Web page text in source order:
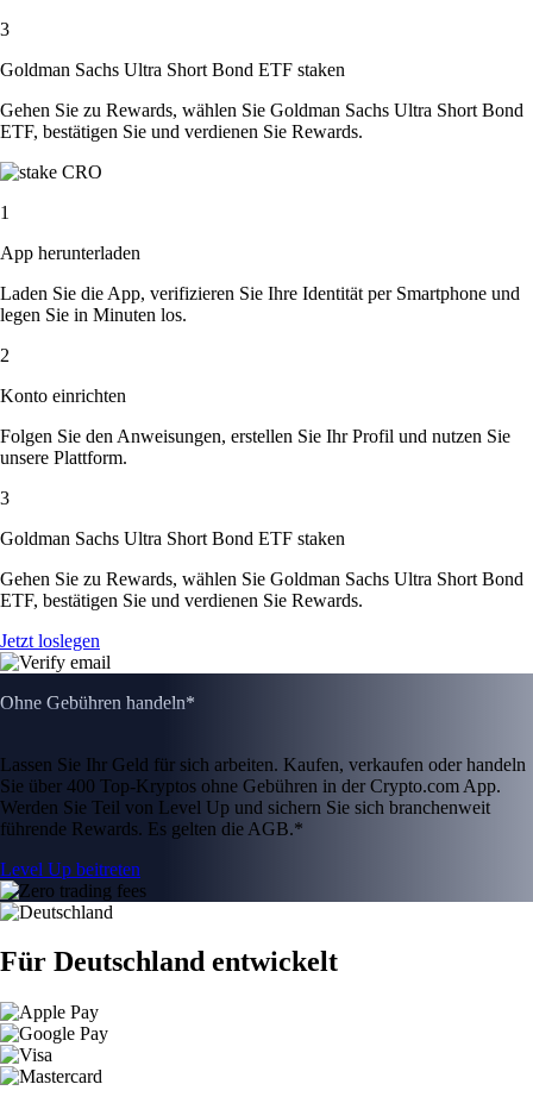
3
Goldman Sachs Ultra Short Bond ETF staken
Gehen Sie zu Rewards, wählen Sie Goldman Sachs Ultra Short Bond
ETF, bestätigen Sie und verdienen Sie Rewards.
1
App herunterladen
Laden Sie die App, verifizieren Sie Ihre Identität per Smartphone und
legen Sie in Minuten los.
2
Konto einrichten
Folgen Sie den Anweisungen, erstellen Sie Ihr Profil und nutzen Sie
unsere Plattform.
3
Goldman Sachs Ultra Short Bond ETF staken
Gehen Sie zu Rewards, wählen Sie Goldman Sachs Ultra Short Bond
ETF, bestätigen Sie und verdienen Sie Rewards.
Jetzt loslegen
Ohne Gebühren handeln*
Lassen Sie Ihr Geld für sich arbeiten. Kaufen, verkaufen oder handeln
Sie über 400 Top-Kryptos ohne Gebühren in der Crypto.com App.
Werden Sie Teil von Level Up und sichern Sie sich branchenweit
führende Rewards. Es gelten die AGB.*
Level Up beitreten
Für Deutschland entwickelt